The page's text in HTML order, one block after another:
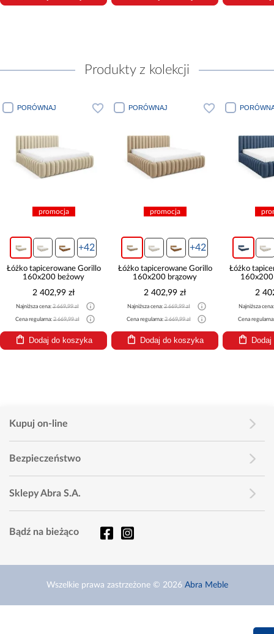
Produkty z kolekcji
PORÓWNAJ
promocja
+42
Łóżko tapicerowane Gorillo
160x200 beżowy
2 402,99 zł
Najniższa cena:2 669,99 zł
Cena regularna:2 669,99 zł
Dodaj do koszyka
PORÓWNAJ
promocja
+42
Łóżko tapicerowane Gorillo
160x200 brązowy
2 402,99 zł
Najniższa cena:2 669,99 zł
Cena regularna:2 669,99 zł
Dodaj do koszyka
Łóżko
160x200
2
Najniższa
Cena
Kupuj on-line
Bezpieczeństwo
Sklepy Abra S.A.
Bądź na bieżąco
Wszelkie prawa zastrzeżone © 2026 Abra Meble